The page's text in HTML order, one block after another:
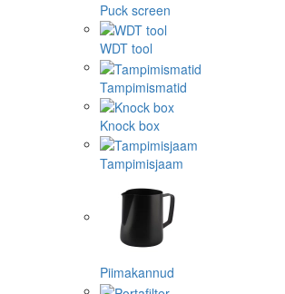
Puck screen
WDT tool
Tampimismatid
Knock box
Tampimisjaam
Piimakannud